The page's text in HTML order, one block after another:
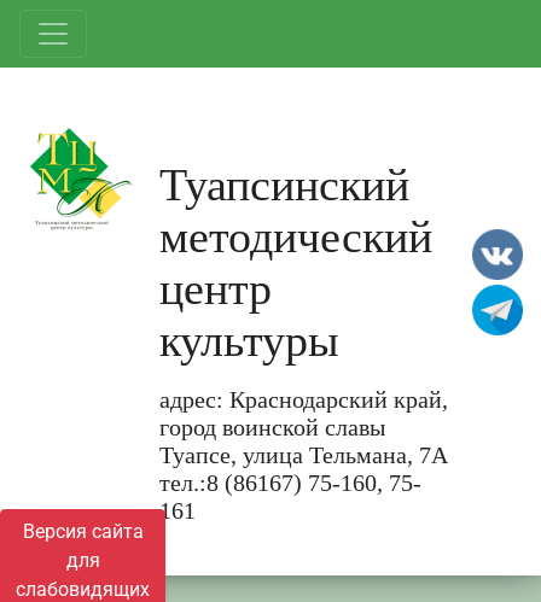
Версия сайта
для
слабовидящих
Туапсинский
методический
центр
культуры
адрес: Краснодарский край,
город воинской славы
Туапсе, улица Тельмана, 7А
тел.:8 (86167) 75-160, 75-
161